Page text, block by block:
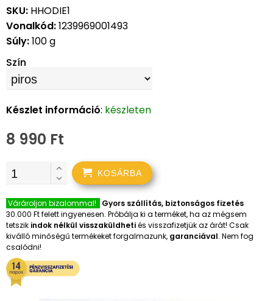
SKU: HHODIE1
Vonalkód:1239969001493
Súly:100 g
Szín
Készlet információ: készleten
8 990 Ft
KOSÁRBA
Várároljon bizalommal!
Gyors szállítás, biztonságos fizetés
30.000 Ft felett ingyenesen. Próbálja ki a terméket, ha az mégsem
tetszik indok nélkül visszaküldhetiés visszafizetjük az árát! Csak
kiválló minőségű termékeket forgalmazunk, garanciával. Nem fog
csalódni!